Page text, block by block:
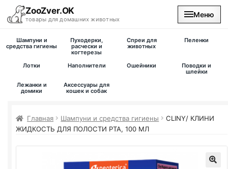
ZooZver.OK
товары для домашних животных
Меню
На главную
Вакансии
Шампуни и
средства гигиены
Пуходерки,
расчески и
когтерезы
Спреи для
животных
Пеленки
Лотки Наполнители Ошейники
Поводки и
шлейки
Лежанки и
домики
Аксессуары для
кошек и собак
Главная Шампуни и средства гигиены
CLINY/ КЛИНИ
ЖИДКОСТЬ ДЛЯ ПОЛОСТИ РТА, 100 МЛ